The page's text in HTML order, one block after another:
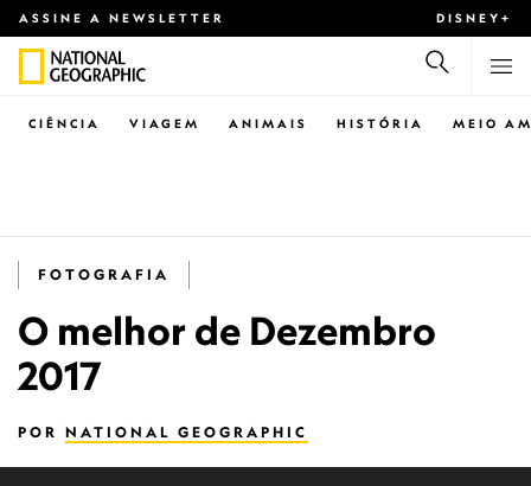
ASSINE A NEWSLETTER DISNEY+
CIÊNCIA VIAGEM ANIMAIS HISTÓRIA MEIO
FOTOGRAFIA
O melhor de Dezembro
2017
POR NATIONAL GEOGRAPHIC